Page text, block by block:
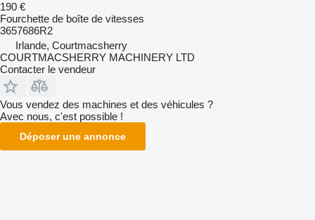
190 €
Fourchette de boîte de vitesses
3657686R2
Irlande, Courtmacsherry
COURTMACSHERRY MACHINERY LTD
Contacter le vendeur
Vous vendez des machines et des véhicules ?
Avec nous, c'est possible !
Déposer une annonce